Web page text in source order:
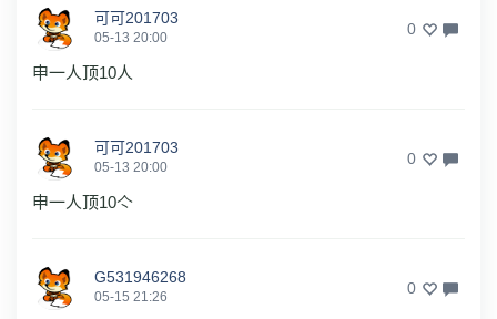
可可201703
05-13 20:00 0
申一人顶10人
可可201703
05-13 20:00 0
申一人顶10亽
G531946268
05-15 21:26 0